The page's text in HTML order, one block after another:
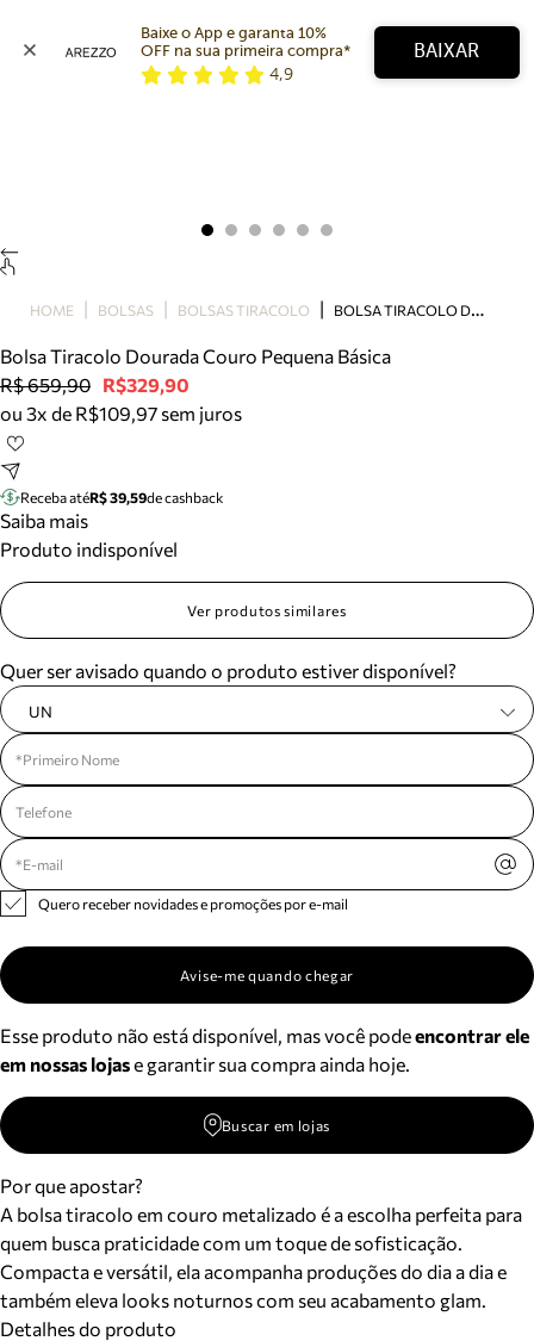
Bolsa
Tamanco
Tênis
Mule
Tire dúvidas sobre pedidos, devoluções e mais.
Meus pedidos
Acompanhe seus pedidos e solicite devoluções.
Baixe o App e garanta 10%
OFF na sua primeira compra*
4,9
BAIXAR
HOME BOLSAS BOLSAS TIRACOLO B
OLSA TIRACOLO DOURADA COURO PEQUENA BÁSICA
Bolsa Tiracolo Dourada Couro Pequena Básica
R$ 659,90 R$329,90
ou 3x de R$109,97 sem juros
Receba atéR$ 39,59de cashback
Saiba mais
Produto indisponível
Ver produtos similares
Quer ser avisado quando o produto estiver disponível?
UN
Quero receber novidades e promoções por e-mail
Avise-me quando chegar
Esse produto não está disponível, mas você podeencontrar ele
em nossas lojase garantir sua compra ainda hoje.
Buscar em lojas
Por que apostar?
A bolsa tiracolo em couro metalizado é a escolha perfeita para
quem busca praticidade com um toque de sofisticação.
Compacta e versátil, ela acompanha produções do dia a dia e
também eleva looks noturnos com seu acabamento glam.
Detalhes do produto